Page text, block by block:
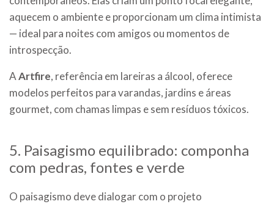
aquecem o ambiente e proporcionam um clima intimista
— ideal para noites com amigos ou momentos de
introspecção.
AArtfire, referência em lareiras a álcool, oferece
modelos perfeitos para varandas, jardins e áreas
gourmet, com chamas limpas e sem resíduos tóxicos.
5. Paisagismo equilibrado: componha
com pedras, fontes e verde
O paisagismo deve dialogar com o projeto